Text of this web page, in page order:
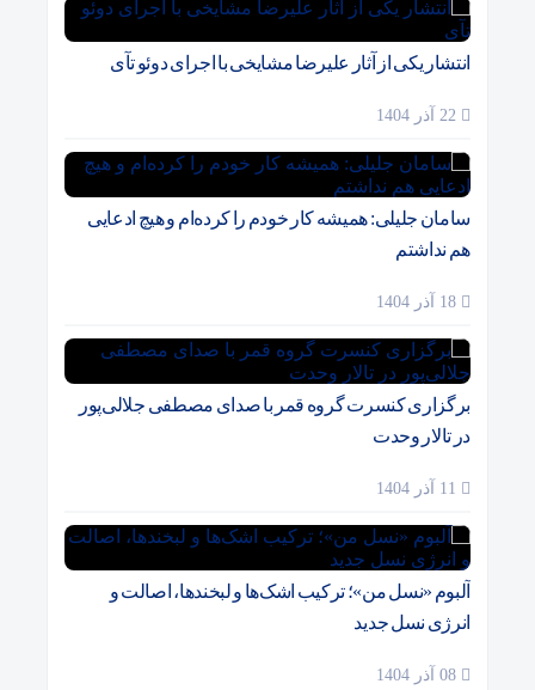
انتشار یکی از آثار علیرضا مشایخی با اجرای دوئو تآی
سامان جلیلی: همیشه کار خودم را کرده‌ام و هیچ ادعایی
هم نداشتم
برگزاری کنسرت گروه قمر با صدای مصطفی جلالی‌پور
در تالار وحدت
آلبوم «نسل من»؛ ترکیب اشک‌ها و لبخندها، اصالت و
انرژی نسل جدید